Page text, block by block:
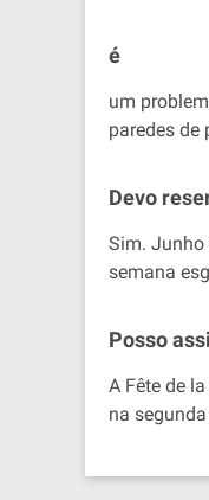
é
um
paredes de
Devo
Sim. Junho
semana
Posso
A Fête de
na